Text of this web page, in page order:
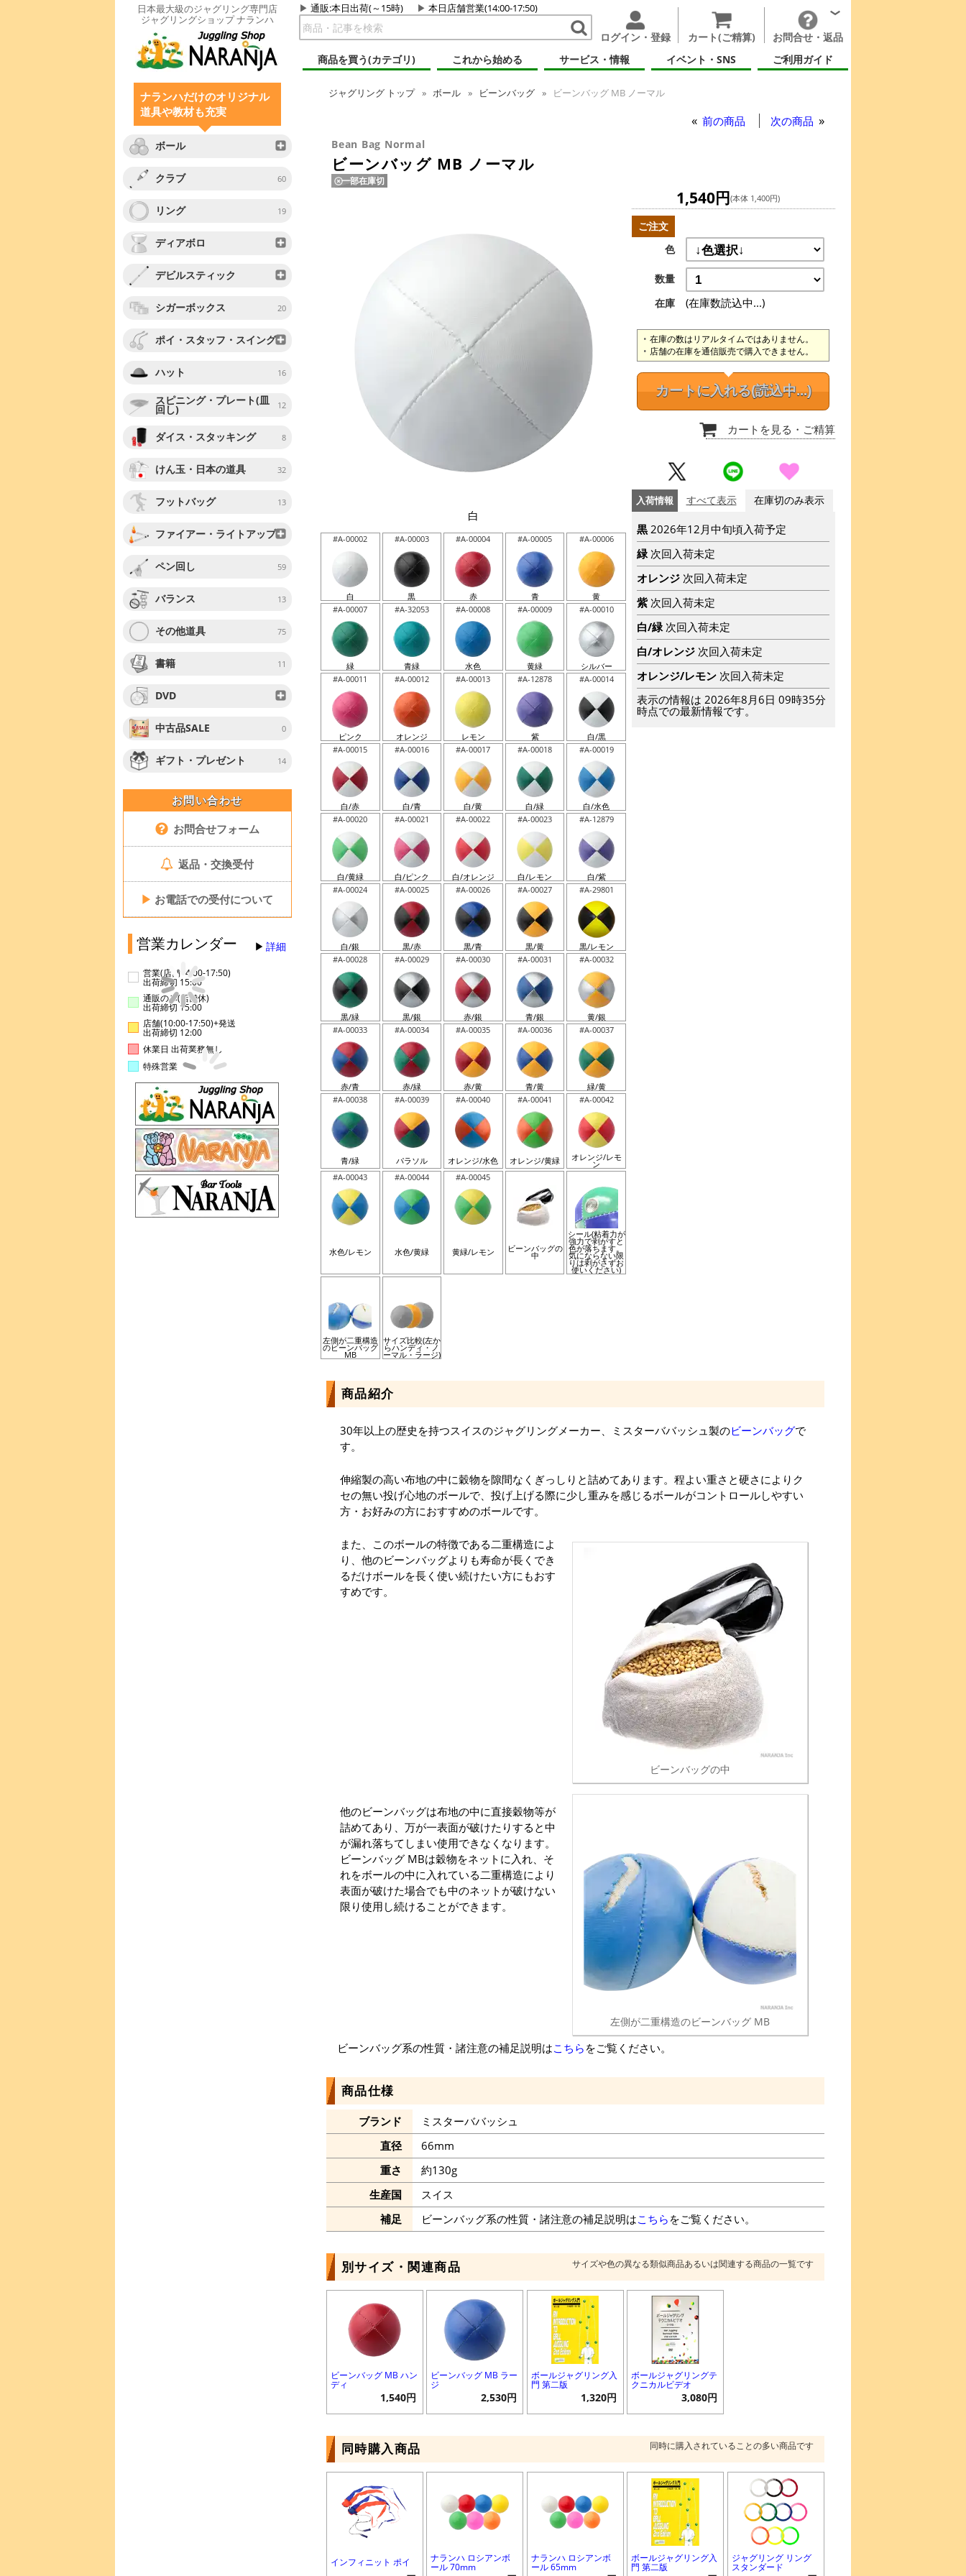
日本最大級のジャグリング専門店
ジャグリングショップ ナランハ
通販:本日出荷(～15時) 本日店舗営業(14:00-17:50)
ログイン・登録 カート(ご精算)
お問合せ・返品
商品を買う(カテゴリ)
これから始める サービス・情報 イベント・SNS ご利用ガイド
ナランハだけのオリジナル
道具や教材も充実
ボール
クラブ 60
リング 19
ディアボロ
デビルスティック
シガーボックス 20
ポイ・スタッフ・スイング
ハット 16
スピニング・プレート(皿
回し) 12
ダイス・スタッキング 8
けん玉・日本の道具 32
フットバッグ 13
ファイアー・ライトアップ
ペン回し 59
バランス 13
その他道具 75
書籍 11
DVD
中古品SALE 0
ギフト・プレゼント 14
お問い合わせ
お問合せフォーム
返品・交換受付
▶ お電話での受付について
営業カレンダー 詳細
営業(店舗14:00-17:50)
出荷締切 15:00
通販のみ(店舗休)
出荷締切 15:00
店舗(10:00-17:50)+発送
出荷締切 12:00
休業日 出荷業務無し
特殊営業
ジャグリング トップ ボール ビーンバッグ ビーンバッグ MB ノーマル
前の商品 次の商品
Bean Bag Normal
ビーンバッグ MB ノーマル
一部在庫切
白
#A-00002
白
#A-00003
黒
#A-00004
赤
#A-00005
青
#A-00006
黄
#A-00007
緑
#A-32053
青緑
#A-00008
水色
#A-00009
黄緑
#A-00010
シルバー
#A-00011
ピンク
#A-00012
オレンジ
#A-00013
レモン
#A-12878
紫
#A-00014
白/黒
#A-00015
白/赤
#A-00016
白/青
#A-00017
白/黄
#A-00018
白/緑
#A-00019
白/水色
#A-00020
白/黄緑
#A-00021
白/ピンク
#A-00022
白/オレンジ
#A-00023
白/レモン
#A-12879
白/紫
#A-00024
白/銀
#A-00025
黒/赤
#A-00026
黒/青
#A-00027
黒/黄
#A-29801
黒/レモン
#A-00028
黒/緑
#A-00029
黒/銀
#A-00030
赤/銀
#A-00031
青/銀
#A-00032
黄/銀
#A-00033
赤/青
#A-00034
赤/緑
#A-00035
赤/黄
#A-00036
青/黄
#A-00037
緑/黄
#A-00038
青/緑
#A-00039
パラソル
#A-00040
オレンジ/水色
#A-00041
オレンジ/黄緑
#A-00042
オレンジ/レモ
ン
#A-00043
水色/レモン
#A-00044
水色/黄緑
#A-00045
黄緑/レモン ビーンバッグの
中
シール(粘着力が
強力で剥がすと
色が落ちます。
気にならない限
りは剥がさずお
使いください)
左側が二重構造
のビーンバッグ
MB
サイズ比較(左か
らハンディ・ノ
ーマル・ラージ)
1,540円(本体 1,400円)
ご注文
色
数量
在庫
(在庫数読込中...)
在庫の数はリアルタイムではありません。
店舗の在庫を通信販売で購入できません。
カートに入れる(読込中...)
カートを見る ・ご精算
入荷情報 すべて表示 在庫切のみ表示
黒 2026年12月中旬頃入荷予定
緑 次回入荷未定
オレンジ 次回入荷未定
紫 次回入荷未定
白/緑 次回入荷未定
白/オレンジ 次回入荷未定
オレンジ/レモン 次回入荷未定
表示の情報は 2026年8月6日 09時35分
時点での最新情報です。
商品紹介
30年以上の歴史を持つスイスのジャグリングメーカー、ミスターババッシュ製のビーンバッグで
す。
伸縮製の高い布地の中に穀物を隙間なくぎっしりと詰めてあります。程よい重さと硬さによりク
セの無い投げ心地のボールで、投げ上げる際に少し重みを感じるボールがコントロールしやすい
方・お好みの方におすすめのボールです。
ビーンバッグの中
また、このボールの特徴である二重構造によ
り、他のビーンバッグよりも寿命が長くでき
るだけボールを長く使い続けたい方にもおす
すめです。
左側が二重構造のビーンバッグ MB
他のビーンバッグは布地の中に直接穀物等が
詰めてあり、万が一表面が破けたりすると中
が漏れ落ちてしまい使用できなくなります。
ビーンバッグ MBは穀物をネットに入れ、そ
れをボールの中に入れている二重構造により
表面が破けた場合でも中のネットが破けない
限り使用し続けることができます。
ビーンバッグ系の性質・諸注意の補足説明はこちら をご覧ください。
商品仕様
ブランド
ミスターババッシュ
直径
66mm
重さ
約130g
生産国
スイス
補足
ビーンバッグ系の性質・諸注意の補足説明はこちら をご覧ください。
別サイズ・関連商品 サイズや色の異なる類似商品あるいは関連する商品の一覧です
ビーンバッグ MB ハン
ディ
1,540円
ビーンバッグ MB ラー
ジ
2,530円
ボールジャグリング入
門 第二版
1,320円
ボールジャグリングテ
クニカルビデオ
3,080円
同時購入商品 同時に購入されていることの多い商品です
インフィニット ポイ ナランハ ロシアンボ
ール 70mm
ナランハ ロシアンボ
ール 65mm
ボールジャグリング入
門 第二版
ジャグリング リング
スタンダード